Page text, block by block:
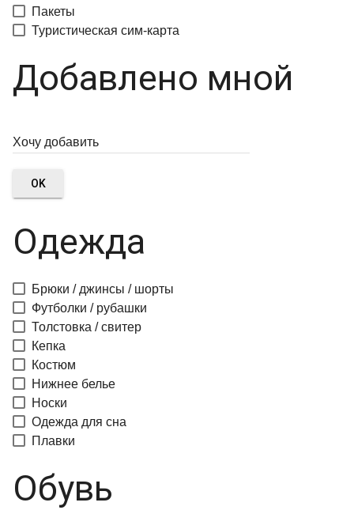
Пакеты
Туристическая сим-карта
Добавлено мной
OK
Одежда
Брюки / джинсы / шорты
Футболки / рубашки
Толстовка / свитер
Кепка
Костюм
Нижнее белье
Носки
Одежда для сна
Плавки
Обувь